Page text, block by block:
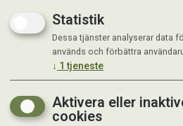
Statistik
Dessa tjänster analyserar data
används och förbättra
↓ 1 tjeneste
Aktivera eller
cookies